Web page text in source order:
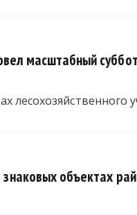
масштабный
лесохозяйственного
объектах